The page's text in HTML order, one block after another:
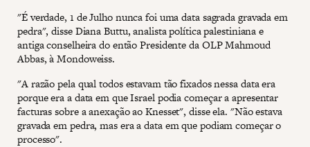
"É verdade, 1 de Julho nunca foi uma data sagrada gravada em
pedra", disse Diana Buttu, analista política palestiniana e
antiga conselheira do então Presidente da OLP Mahmoud
Abbas, à Mondoweiss.
"A razão pela qual todos estavam tão fixados nessa data era
porque era a data em que Israel podia começar a apresentar
facturas sobre a anexação ao Knesset", disse ela. "Não estava
gravada em pedra, mas era a data em que podiam começar o
processo".